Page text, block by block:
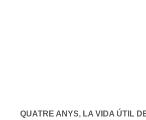
QUATRE ANYS, LA VIDA ÚTIL